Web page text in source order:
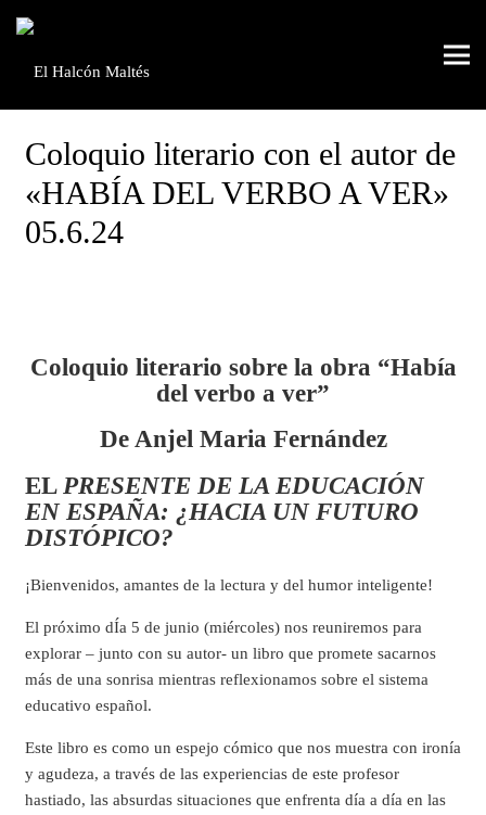
Coloquio literario con el autor de
«HABÍA DEL VERBO A VER»
05.6.24
Coloquio literario sobre la obra “Había
del verbo a ver”
De Anjel Maria Fernández
EL PRESENTE DE LA EDUCACIÓN
EN ESPAÑA: ¿HACIA UN FUTURO
DISTÓPICO?
¡Bienvenidos, amantes de la lectura y del humor inteligente!
El próximo dÍa 5 de junio (miércoles) nos reuniremos para
explorar – junto con su autor- un libro que promete sacarnos
más de una sonrisa mientras reflexionamos sobre el sistema
educativo español.
Este libro es como un espejo cómico que nos muestra con ironía
y agudeza, a través de las experiencias de este profesor
hastiado, las absurdas situaciones que enfrenta día a día en las